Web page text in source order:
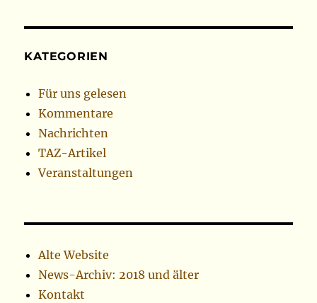
KATEGORIEN
Für uns gelesen
Kommentare
Nachrichten
TAZ-Artikel
Veranstaltungen
Alte Website
News-Archiv: 2018 und älter
Kontakt